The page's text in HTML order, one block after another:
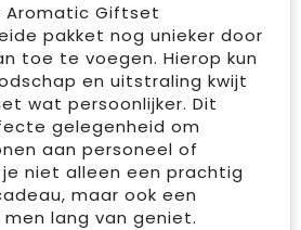
Aromatic Giftset
pakket nog unieker door
toe te voegen. Hierop kun
en uitstraling kwijt
wat persoonlijker. Dit
gelegenheid om
aan personeel of
niet alleen een prachtig
maar ook een
lang van geniet.